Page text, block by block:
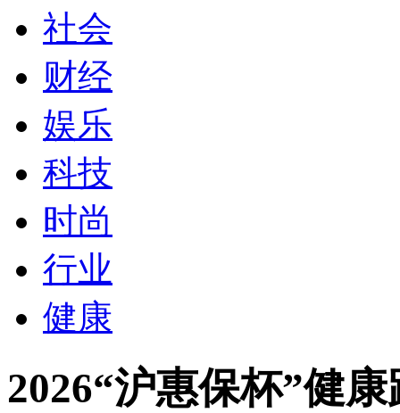
社会
财经
娱乐
科技
时尚
行业
健康
2026“沪惠保杯”健